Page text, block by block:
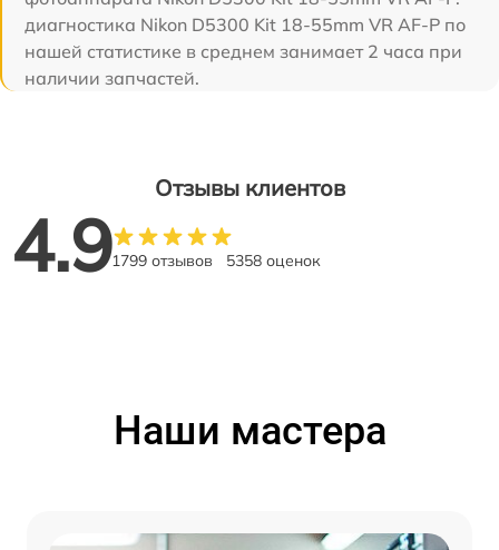
диагностика Nikon D5300 Kit 18-55mm VR AF-P по
нашей статистике в среднем занимает 2 часа при
наличии запчастей.
Отзывы клиентов
4.91799 отзывов 5358 оценок
Наши мастера